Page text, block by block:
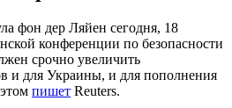
фон дер Ляйен сегодня, 18
конференции по безопасности
срочно увеличить
и для Украины, и для пополнения
пишет Reuters.